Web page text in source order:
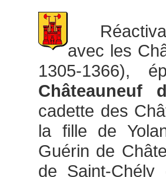
avec les
1305-1366),
Châteauneuf
cadette des
la fille de
Guérin de
de Saint-